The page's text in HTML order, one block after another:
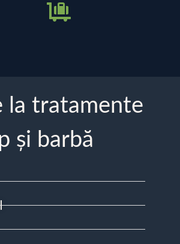
la tratamente
și barbă